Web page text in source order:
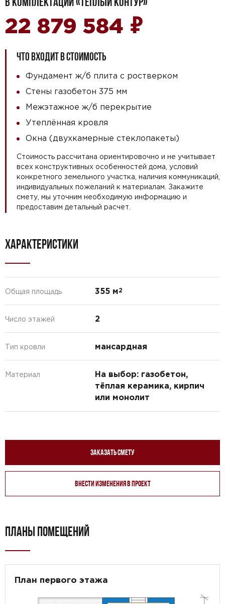
22 879 584 ₽
ЧТО ВХОДИТ В СТОИМОСТЬ
Фундамент ж/б плита с ростверком
Стены газобетон 375 мм
Межэтажное ж/б перекрытие
Утеплённая кровля
Окна (двухкамерные стеклопакеты)
Стоимость рассчитана ориентировочно и не учитывает
всех конструктивных особенностей дома, условий
конкретного земельного участка, наличия коммуникаций,
индивидуальных пожеланий к материалам. Закажите
смету, мы уточним необходимую информацию и
предоставим детальный расчет.
ХАРАКТЕРИСТИКИ
Общая площадь 355 м2
Число этажей 2
Тип кровли мансардная
Материал
На выбор: газобетон,
тёплая керамика, кирпич
или монолит
Заказать смету
Внести изменения в проект
ПЛАНЫ ПОМЕЩЕНИЙ
План первого этажа